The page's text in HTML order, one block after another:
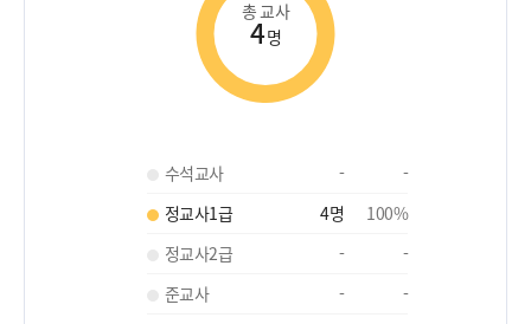
총 교사
4명
수석교사 -
-
정교사1급
4명 100%
정교사2급
-
-
준교사
-
-